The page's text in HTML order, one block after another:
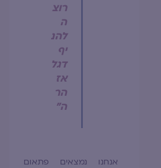
רוצ
ה
להנ
יף
דגל
אז
הר
ה"
אנחנו נמצאים פתאום